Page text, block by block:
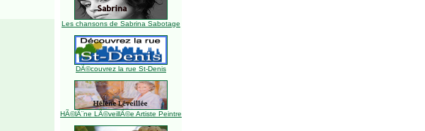
Les chansons de Sabrina Sabotage
DÃ©couvrez la rue St-Denis
HÃ©lÃ¨ne LÃ©veillÃ©e Artiste Peintre